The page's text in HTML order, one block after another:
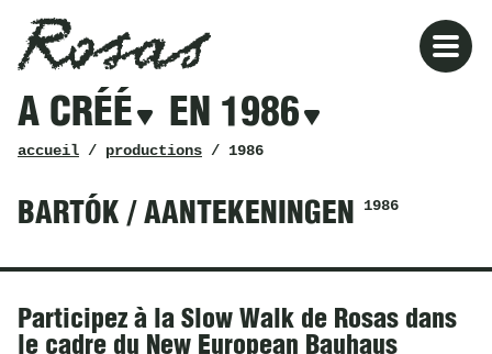
Rosas
a
créé
en
1986
Filtres
A CRÉÉ EN 1986
fil
accueil/ productions/ 1986
BARTÓK / AANTEKENINGEN 1986
Actualités
Participez à la Slow Walk de Rosas dans
le cadre du New European Bauhaus